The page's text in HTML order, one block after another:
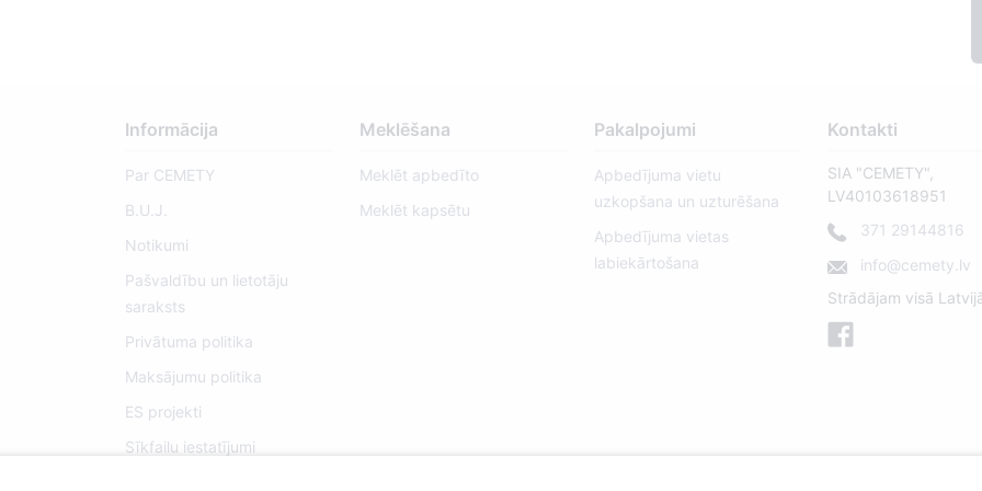
Informācija
Par CEMETY
B.U.J.
Notikumi
Pašvaldību un lietotāju
saraksts
Privātuma politika
Maksājumu politika
ES projekti
Sīkfailu iestatījumi
Meklēšana
Meklēt apbedīto
Meklēt kapsētu
Pakalpojumi
Apbedījuma vietu
uzkopšana un uzturēšana
Apbedījuma vietas
labiekārtošana
Kontakti
SIA "CEMETY",
LV40103618951
371 29144816
info@cemety.lv
Strādājam visā